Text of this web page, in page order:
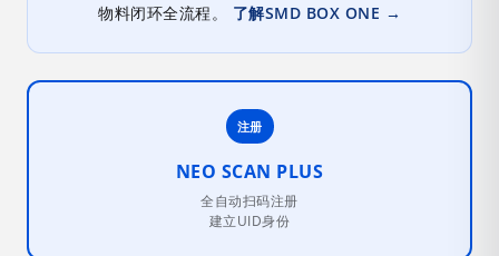
物料闭环全流程。 了解SMD BOX ONE →
注册
NEO SCAN PLUS
全自动扫码注册
建立UID身份